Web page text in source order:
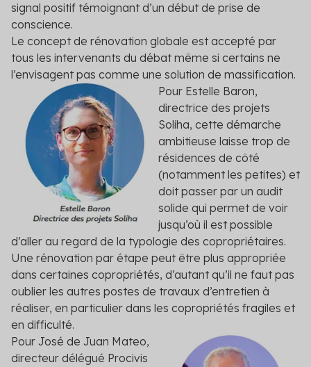
signal positif témoignant d’un début de prise de
conscience.
Le concept de rénovation globale est accepté par
tous les intervenants du débat même si certains ne
l’envisagent pas comme une solution de massification.
Pour Estelle Baron,
directrice des projets
Soliha, cette démarche
ambitieuse laisse trop de
résidences de côté
(notamment les petites) et
doit passer par un audit
solide qui permet de voir
jusqu’où il est possible
d’aller au regard de la typologie des copropriétaires.
Une rénovation par étape peut être plus appropriée
dans certaines copropriétés, d’autant qu’il ne faut pas
oublier les autres postes de travaux d’entretien à
réaliser, en particulier dans les copropriétés fragiles et
en difficulté.
Pour José de Juan Mateo,
directeur délégué Procivis